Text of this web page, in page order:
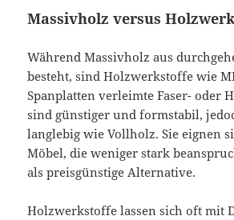
Massivholz versus
Während Massivholz aus
besteht, sind Holzwerkstoffe wie
Spanplatten verleimte Faser- oder
sind günstiger und formstabil,
langlebig wie Vollholz. Sie eignen
Möbel, die weniger stark
als preisgünstige Alternative.
Holzwerkstoffe lassen sich oft mit